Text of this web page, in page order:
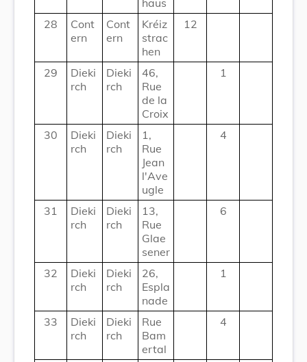
28
Cont
ern
Cont
ern
Kréiz
strac
hen
12
29
Dieki
rch
Dieki
rch
46,
Rue
de la
Croix
1
30
Dieki
rch
Dieki
rch
1,
Rue
Jean
l'Ave
ugle
4
31
Dieki
rch
Dieki
rch
13,
Rue
Glae
sener
6
32
Dieki
rch
Dieki
rch
26,
Espla
nade
1
33
Dieki
rch
Dieki
rch
Rue
Bam
ertal
4